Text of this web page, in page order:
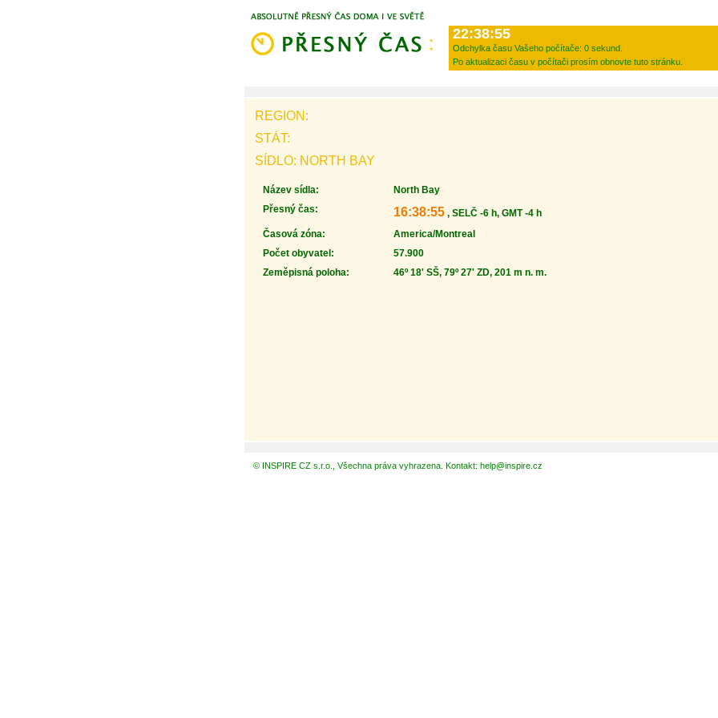
22:38:55
Odchylka času Vašeho počítače: 0 sekund.
Po aktualizaci času v počítači prosím obnovte tuto stránku.
REGION:
STÁT:
SÍDLO: NORTH BAY
Název sídla:
North Bay
Přesný čas:
16:38:55 , SELČ -6 h, GMT -4 h
Časová zóna:
America/Montreal
Počet obyvatel:
57.900
Zeměpisná poloha:
46º 18' SŠ, 79º 27' ZD, 201 m n. m.
© INSPIRE CZ s.r.o., Všechna práva vyhrazena. Kontakt: help@inspire.cz